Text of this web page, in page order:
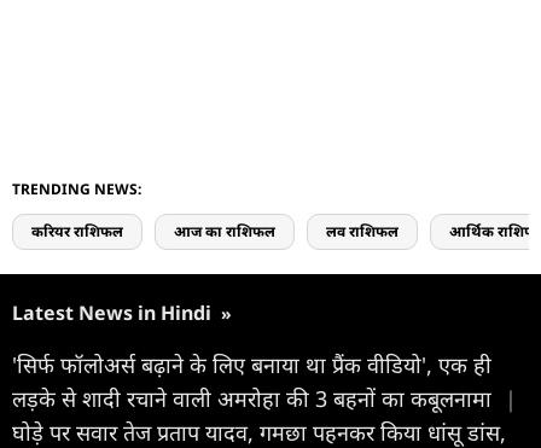
TRENDING NEWS:
करियर राशिफल आज का राशिफल लव राशिफल आर्थिक
Latest News in Hindi »
'सिर्फ फॉलोअर्स बढ़ाने के लिए बनाया था प्रैंक वीडियो', एक ही
लड़के से शादी रचाने वाली अमरोहा की 3 बहनों का कबूलनामा
|
घोड़े पर सवार तेज प्रताप यादव, गमछा पहनकर किया धांसू डांस,